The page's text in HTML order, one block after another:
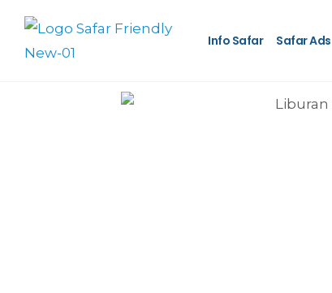
Info Safar Safar Ads